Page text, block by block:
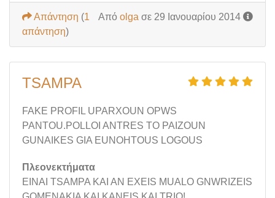
Από olga σε 29 Ιανουαρίου 2014
Απάντηση (1
απάντηση)
TSAMPA
FAKE PROFIL UPARXOUN OPWS
PANTOU.POLLOI ANTRES TO PAIZOUN
GUNAIKES GIA EUNOHTOUS LOGOUS
Πλεονεκτήματα
EINAI TSAMPA KAI AN EXEIS MUALO GNWRIZEIS